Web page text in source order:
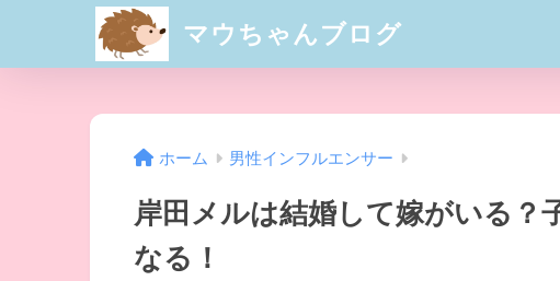
マウちゃんブログ
ホーム 男性インフルエンサー
岸田メルは結婚して嫁がいる？
なる！